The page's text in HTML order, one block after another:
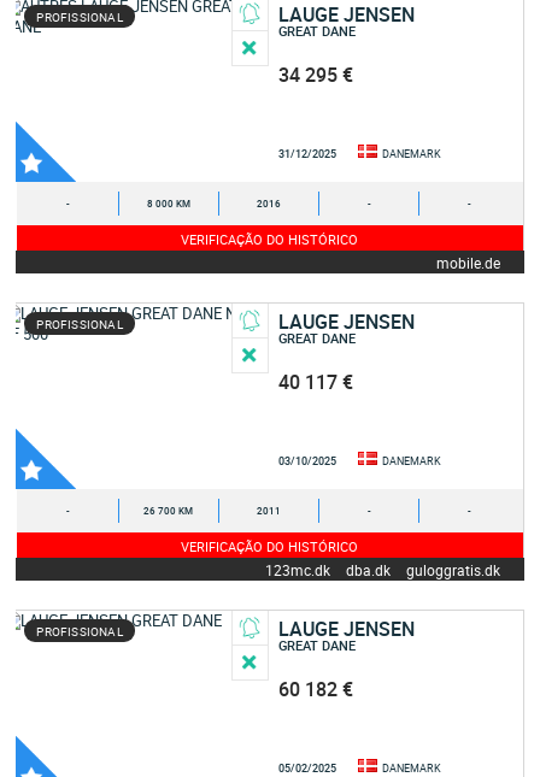
PROFISSIONAL LAUGE JENSEN
GREAT DANE
34 295 €
31/12/2025 DANEMARK
- 8 000 KM 2016 - -
VERIFICAÇÃO DO HISTÓRICO
mobile.de
PROFISSIONAL LAUGE JENSEN
GREAT DANE
40 117 €
03/10/2025 DANEMARK
- 26 700 KM 2011 - -
VERIFICAÇÃO DO HISTÓRICO
123mc.dk dba.dk guloggratis.dk
PROFISSIONAL LAUGE JENSEN
GREAT DANE
60 182 €
05/02/2025 DANEMARK